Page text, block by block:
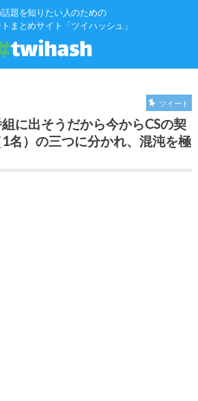
題を知りたい人のための
まとめサイト「ツイハッシュ」
ツイート
に出そうだから今からCSの契
名）の三つに分かれ、混沌を極